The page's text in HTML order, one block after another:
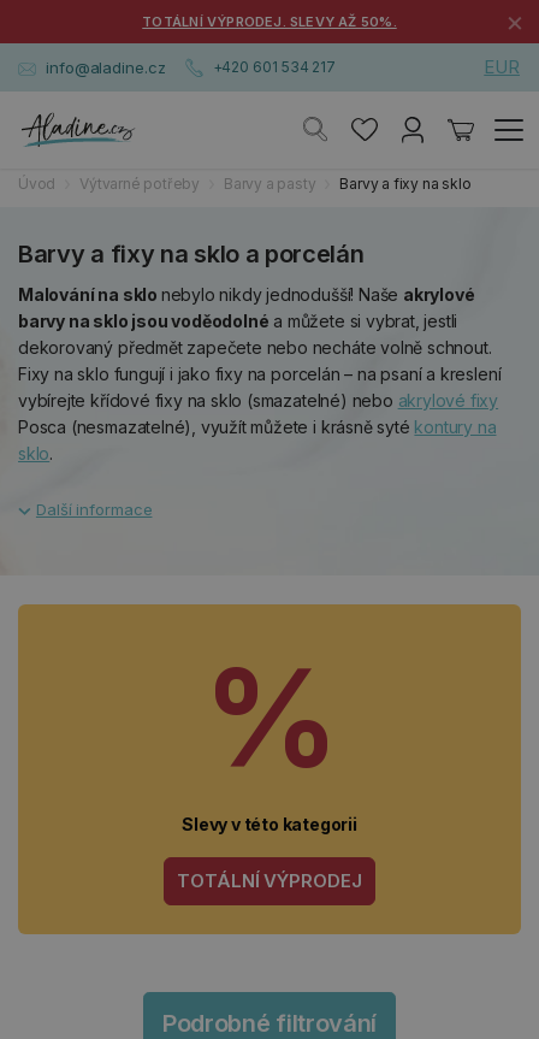
TOTÁLNÍ VÝPRODEJ. SLEVY AŽ 50%. ×
info@aladine.cz +420 601 534 217 EUR
Úvod Výtvarné potřeby Barvy a pasty Barvy a fixy na sklo
Barvy a fixy na sklo a porcelán
Malování na sklo nebylo nikdy jednodušší! Naše akrylové
barvy na sklo jsou voděodolné a můžete si vybrat, jestli
dekorovaný předmět zapečete nebo necháte volně schnout.
Fixy na sklo fungují i jako fixy na porcelán – na psaní a kreslení
vybírejte křídové fixy na sklo (smazatelné) nebo akrylové fixy
Posca (nesmazatelné), využít můžete i krásně syté kontury na
sklo.
%
Slevy v této kategorii
TOTÁLNÍ VÝPRODEJ
Podrobné filtrování